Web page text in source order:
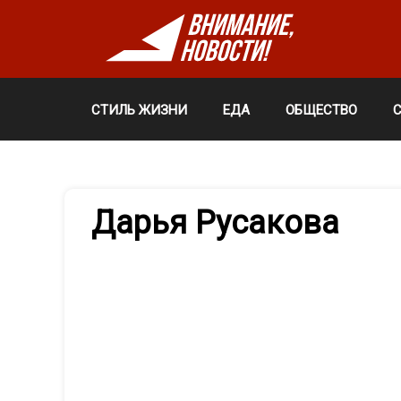
СТИЛЬ ЖИЗНИ ЕДА ОБЩЕСТВО
Дарья Русакова